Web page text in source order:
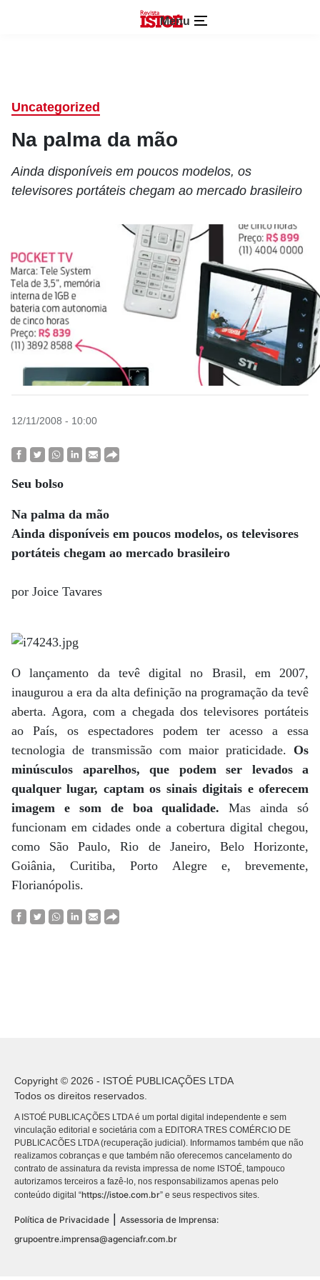
Menu
Uncategorized
Na palma da mão
Ainda disponíveis em poucos modelos, os
televisores portáteis chegam ao mercado brasileiro
12/11/2008 - 10:00
Seu bolso
Na palma da mão
Ainda disponíveis em poucos modelos, os televisores
portáteis chegam ao mercado brasileiro
por Joice Tavares
O lançamento da tevê digital no Brasil, em 2007,
inaugurou a era da alta definição na programação da tevê
aberta. Agora, com a chegada dos televisores portáteis
ao País, os espectadores podem ter acesso a essa
tecnologia de transmissão com maior praticidade. Os
minúsculos aparelhos, que podem ser levados a
qualquer lugar, captam os sinais digitais e oferecem
imagem e som de boa qualidade. Mas ainda só
funcionam em cidades onde a cobertura digital chegou,
como São Paulo, Rio de Janeiro, Belo Horizonte,
Goiânia, Curitiba, Porto Alegre e, brevemente,
Florianópolis.
Copyright © 2026 - ISTOÉ PUBLICAÇÕES LTDA
Todos os direitos reservados.
A ISTOÉ PUBLICAÇÕES LTDA é um portal digital independente e sem
vinculação editorial e societária com a EDITORA TRES COMÉRCIO DE
PUBLICACÕES LTDA (recuperação judicial). Informamos também que não
realizamos cobranças e que também não oferecemos cancelamento do
contrato de assinatura da revista impressa de nome ISTOÉ, tampouco
autorizamos terceiros a fazê-lo, nos responsabilizamos apenas pelo
conteúdo digital “https://istoe.com.br” e seus respectivos sites.
Política de Privacidade
Assessoria de Imprensa:
grupoentre.imprensa@agenciafr.com.br